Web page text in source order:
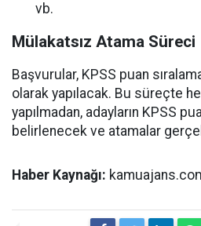
vb.
Mülakatsız Atama Süreci
Başvurular, KPSS puan
olarak yapılacak. Bu süreçte
yapılmadan, adayların KPSS
belirlenecek ve atamalar
Haber Kaynağı: